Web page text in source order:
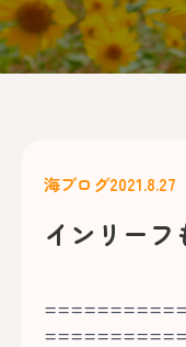
海ブログ2021.8.27
インリーフ